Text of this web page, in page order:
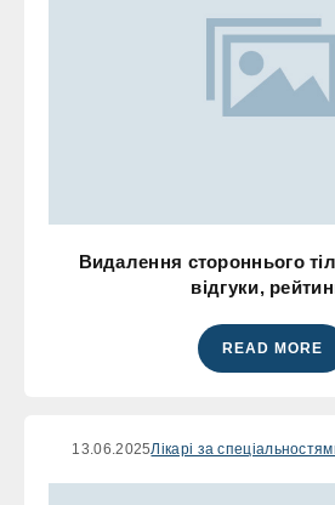
Видалення стороннього
відгуки,
READ MORE
13.06.2025Лікарі за